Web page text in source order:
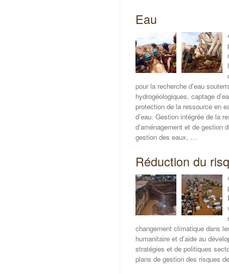
Eau
pour la recherche d’eau
hydrogéologiques, captage
protection de la ressource en
d’eau. Gestion intégrée de la
d’aménagement et de gestion
gestion des eaux, …
Réduction du
changement climatique dans
humanitaire et d’aide au
stratégies et de politiques
plans de gestion des risques